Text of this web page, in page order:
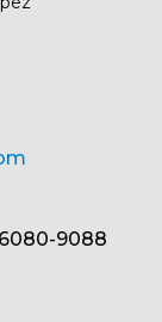
9088